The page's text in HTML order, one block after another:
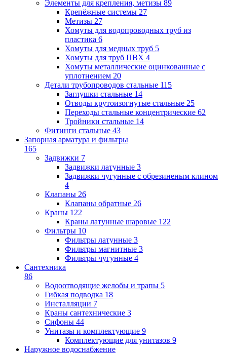
Элементы для крепления, метизы 89
Крепёжные системы 27
Метизы 27
Хомуты для водопроводных труб из
пластика 6
Хомуты для медных труб 5
Хомуты для труб ПВХ 4
Хомуты металлические оцинкованные с
уплотнением 20
Детали трубопроводов стальные 115
Заглушки стальные 14
Отводы крутоизогнутые стальные 25
Переходы стальные концентрические 62
Тройники стальные 14
Фитинги стальные 43
Запорная арматура и фильтры
165
Задвижки 7
Задвижки латунные 3
Задвижки чугунные с обрезиненым клином
4
Клапаны 26
Клапаны обратные 26
Краны 122
Краны латунные шаровые 122
Фильтры 10
Фильтры латунные 3
Фильтры магнитные 3
Фильтры чугунные 4
Сантехника
86
Водоотводящие желобы и трапы 5
Гибкая подводка 18
Инсталляции 7
Краны сантехнические 3
Сифоны 44
Унитазы и комплектующие 9
Комплектующие для унитазов 9
Наружное водоснабжение